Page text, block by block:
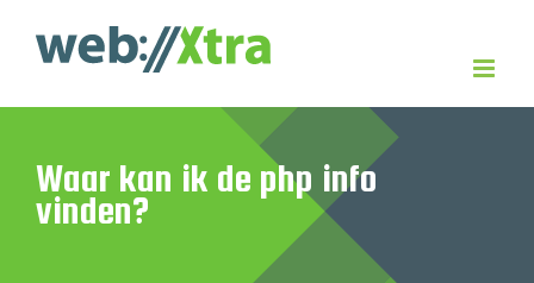
content
Waar kan ik de php info
vinden?